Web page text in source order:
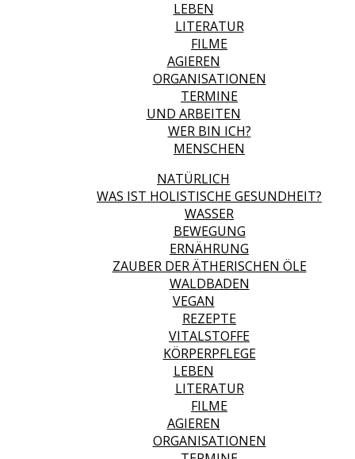
LEBEN
LITERATUR
FILME
AGIEREN
ORGANISATIONEN
TERMINE
UND ARBEITEN
WER BIN ICH?
MENSCHEN
NATÜRLICH
WAS IST HOLISTISCHE GESUNDHEIT?
WASSER
BEWEGUNG
ERNÄHRUNG
ZAUBER DER ÄTHERISCHEN ÖLE
WALDBADEN
VEGAN
REZEPTE
VITALSTOFFE
KÖRPERPFLEGE
LEBEN
LITERATUR
FILME
AGIEREN
ORGANISATIONEN